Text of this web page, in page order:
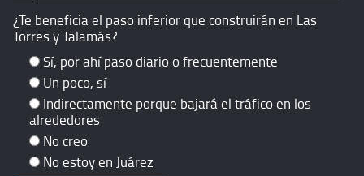
¿Te beneficia el paso inferior que construirán en Las
Torres y Talamás?
Sí, por ahí paso diario o frecuentemente
Un poco, sí
Indirectamente porque bajará el tráfico en los
alrededores
No creo
No estoy en Juárez